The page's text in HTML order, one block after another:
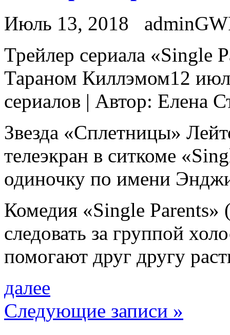
Июль 13, 2018
Трeйлeр сериала «Single
Тараном Киллэмом12
сериалов | Автор: Елена
Звезда «Сплетницы»
телеэкран в ситкоме
одиночку по имени
Комедия «Single Parents»
следовать за группой
помогают друг другу
далее
Следующие записи »